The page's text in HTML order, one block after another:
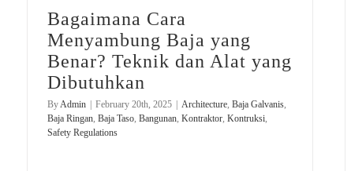
Bagaimana Cara
Menyambung Baja yang
Benar? Teknik dan Alat yang
Dibutuhkan
ByAdmin February 20th, 2025 Architecture, Baja Galvanis,
Baja Ringan, Baja Taso, Bangunan, Kontraktor, Kontruksi,
Safety Regulations